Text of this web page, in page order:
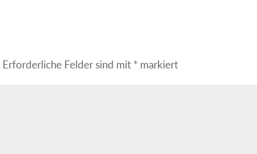
Erforderliche Felder sind mit * markiert